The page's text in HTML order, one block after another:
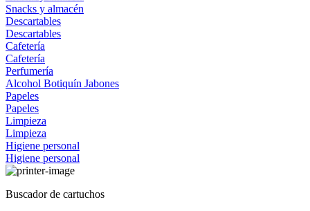
Snacks y almacén
Descartables
Descartables
Cafetería
Cafetería
Perfumería
Alcohol Botiquín Jabones
Papeles
Papeles
Limpieza
Limpieza
Higiene personal
Higiene personal
Buscador de cartuchos